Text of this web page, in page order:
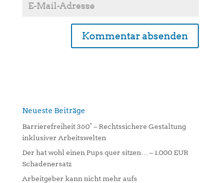
n
v
e
:
Neueste Beiträge
Barrierefreiheit 360° – Rechtssichere Gestaltung
inklusiver Arbeitswelten
Der hat wohl einen Pups quer sitzen… – 1.000 EUR
Schadenersatz
Arbeitgeber kann nicht mehr aufs